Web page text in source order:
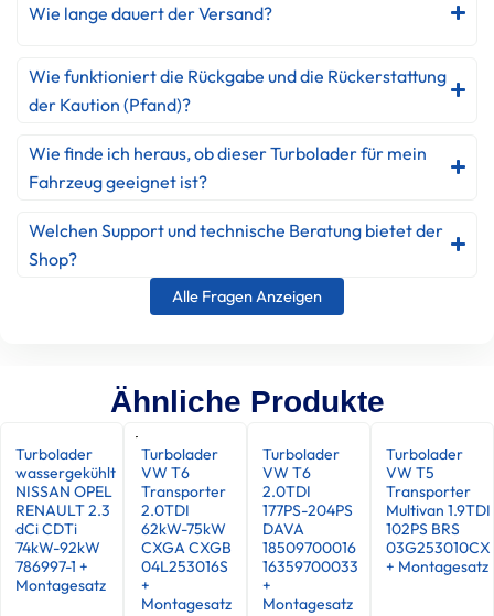
Wie lange dauert der Versand?
Wie funktioniert die Rückgabe und die Rückerstattung
der Kaution (Pfand)?
Wie finde ich heraus, ob dieser Turbolader für mein
Fahrzeug geeignet ist?
Welchen Support und technische Beratung bietet der
Shop?
Alle Fragen Anzeigen
Ähnliche Produkte
Turbolader
wassergekühlt
NISSAN OPEL
RENAULT 2.3
dCi CDTi
74kW-92kW
786997-1 +
Montagesatz
Turbolader
VW T6
Transporter
2.0TDI
62kW-75kW
CXGA CXGB
04L253016S
+
Montagesatz
Turbolader
VW T6
2.0TDI
177PS-204PS
DAVA
18509700016
16359700033
+
Montagesatz
Turbolader
VW T5
Transporter
Multivan 1.9TDI
102PS BRS
03G253010CX
+ Montagesatz